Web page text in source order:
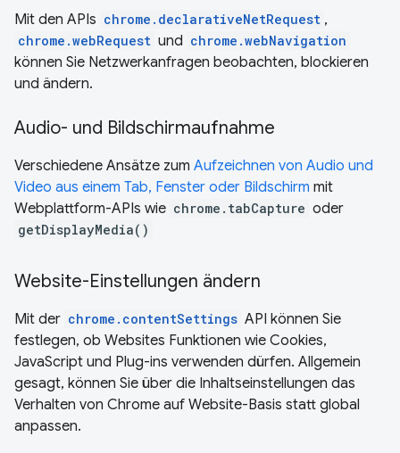
Mit den APIs chrome.declarativeNetRequest ,
chrome.webRequest und chrome.webNavigation
können Sie Netzwerkanfragen beobachten, blockieren
und ändern.
Audio- und Bildschirmaufnahme
Verschiedene Ansätze zum Aufzeichnen von Audio und
Video aus einem Tab, Fenster oder Bildschirm mit
Webplattform-APIs wie chrome.tabCapture oder
getDisplayMedia()
Website-Einstellungen ändern
Mit der chrome.contentSettings API können Sie
festlegen, ob Websites Funktionen wie Cookies,
JavaScript und Plug-ins verwenden dürfen. Allgemein
gesagt, können Sie über die Inhaltseinstellungen das
Verhalten von Chrome auf Website-Basis statt global
anpassen.